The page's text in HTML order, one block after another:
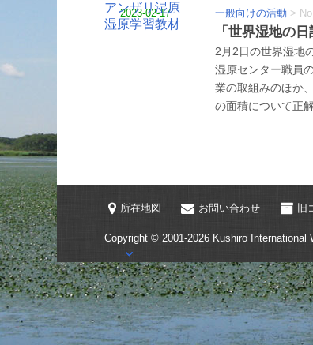
アンザリ湿原
湿原学習教材
2023-02-17 一般向けの活動 >
「世界湿地の
2月2日の世界湿地
湿原センター職員
業の取組みのほか
の面積について正
所在地図 お問い合わせ 旧
Copyright © 2001-2026 Kushiro International